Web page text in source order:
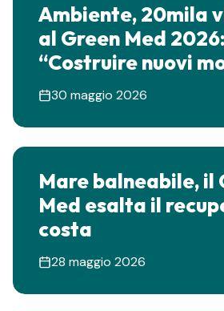
Ambiente, 20mila
al Green Med 2026:
“Costruire nuovi
sviluppo basati su
rigenerazione e
sostenibilità” Il
Napoli: “Rifiuti,
acqua gli asset
la Regione
30 maggio 2026
Mare balneabile, il
Med esalta il
costa
28 maggio 2026